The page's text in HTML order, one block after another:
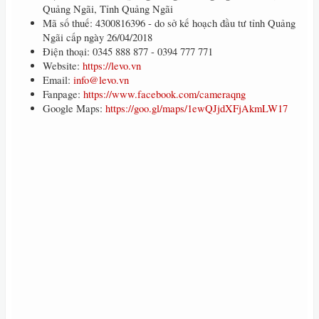
Quảng Ngãi, Tỉnh Quảng Ngãi
Mã số thuế: 4300816396 - do sở kế hoạch đầu tư tỉnh Quảng
Ngãi cấp ngày 26/04/2018
Điện thoại: 0345 888 877 - 0394 777 771
Website: https://levo.vn
Email: info@levo.vn
Fanpage: https://www.facebook.com/cameraqng
Google Maps: https://goo.gl/maps/1ewQJjdXFjAkmLW17